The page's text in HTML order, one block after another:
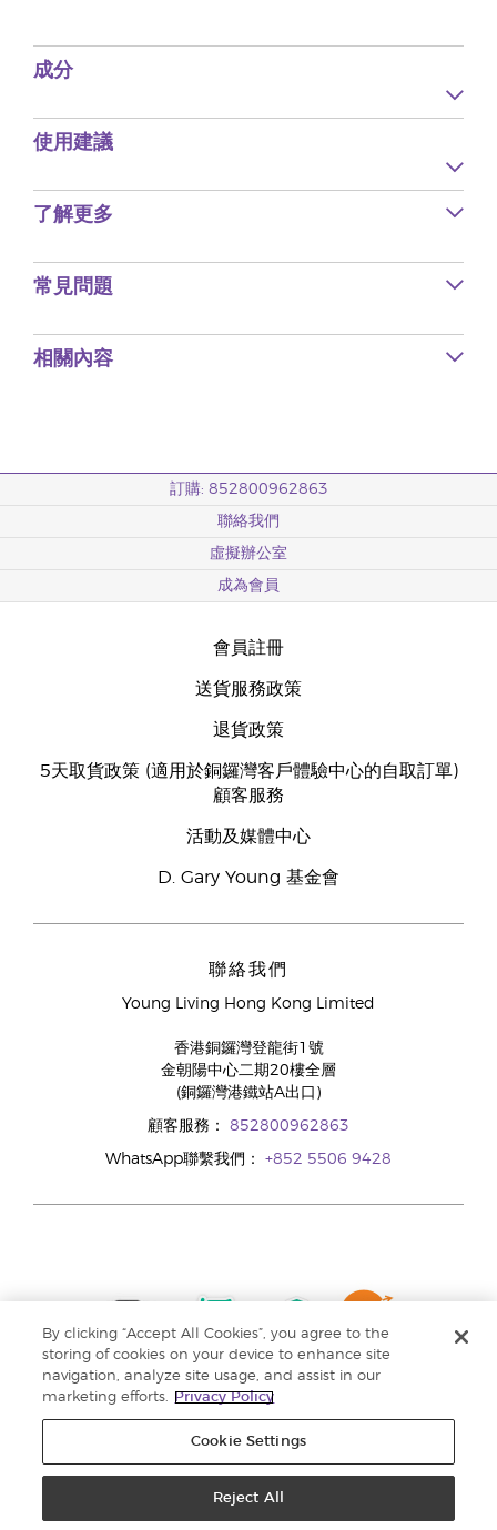
成分
使用建議
了解更多
常見問題
相關內容
訂購: 852800962863
聯絡我們
虛擬辦公室
成為會員
會員註冊
送貨服務政策
退貨政策
5天取貨政策 (適用於銅鑼灣客戶體驗中心的自取訂單)
顧客服務
活動及媒體中心
D. Gary Young 基金會
聯絡我們
Young Living Hong Kong Limited
香港銅鑼灣登龍街1號
金朝陽中心二期20樓全層
(銅鑼灣港鐵站A出口)
顧客服務： 852800962863
WhatsApp聯繫我們： +852 5506 9428
By clicking “Accept All Cookies”, you agree to the
storing of cookies on your device to enhance site
navigation, analyze site usage, and assist in our
marketing efforts.
Privacy Policy
Cookie Settings
Reject All